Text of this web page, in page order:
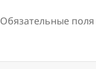
Обязательные